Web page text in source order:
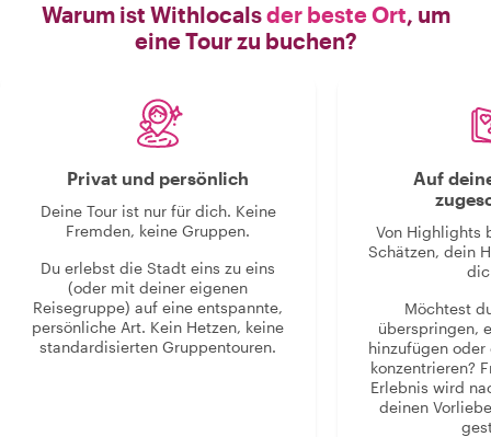
Warum ist Withlocalsder beste Ort, um
eine Tour zu buchen?
Privat und persönlich
Deine Tour ist nur für dich. Keine
Fremden, keine Gruppen.
Du erlebst die Stadt eins zu eins
(oder mit deiner eigenen
Reisegruppe) auf eine entspannte,
persönliche Art. Kein Hetzen, keine
standardisierten Gruppentouren.
Auf
Von Highlights
Schätzen, dein
Möchtest
überspringen,
hinzufügen
konzentrieren?
Erlebnis wird
deinen